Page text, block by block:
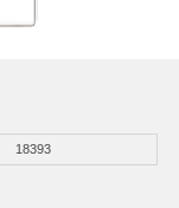
18393